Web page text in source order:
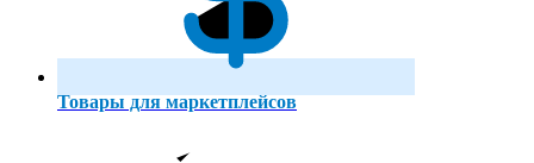
Товары для маркетплейсов